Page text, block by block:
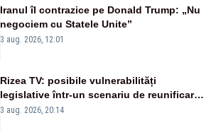
Iranul îl contrazice pe Donald Trump: „Nu
negociem cu Statele Unite”
3 aug. 2026, 12:01
Rizea TV: posibile vulnerabilități
legislative într-un scenariu de reunificare
România–Republica Moldova
3 aug. 2026, 20:14